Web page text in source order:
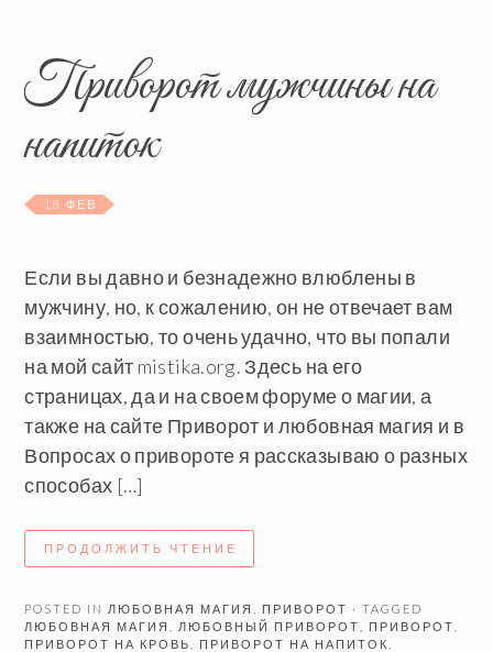
Приворот мужчины на
напиток
18 ФЕВ
Если вы давно и безнадежно влюблены в
мужчину, но, к сожалению, он не отвечает вам
взаимностью, то очень удачно, что вы попали
на мой сайт mistika.org. Здесь на его
страницах, да и на своем форуме о магии, а
также на сайте Приворот и любовная магия и в
Вопросах о привороте я рассказываю о разных
способах […]
ПРОДОЛЖИТЬ ЧТЕНИЕ
POSTED IN ЛЮБОВНАЯ МАГИЯ ПРИВОРОТ · TAGGED
ЛЮБОВНАЯ МАГИЯ
ЛЮБОВНЫЙ ПРИВОРОТ ПРИВОРОТ
ПРИВОРОТ НА КРОВЬ
ПРИВОРОТ НА НАПИТОК